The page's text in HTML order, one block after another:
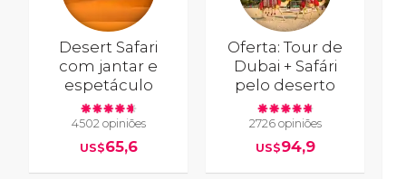
Desert Safari
com jantar e
espetáculo
4502 opiniões
US$65,6
Oferta: Tour de
Dubai + Safári
pelo deserto
2726 opiniões
US$94,9